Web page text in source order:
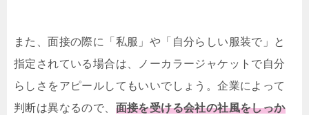
また、面接の際に「私服」や「自分らしい服装で」と
指定されている場合は、ノーカラージャケットで自分
らしさをアピールしてもいいでしょう。企業によって
判断は異なるので、 面接を受ける会社の社風をしっか